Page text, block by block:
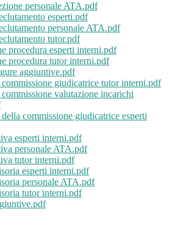
personale ATA.pdf
esperti.pdf
personale ATA.pdf
tutor.pdf
procedura esperti interni.pdf
procedura tutor interni.pdf
aggiuntive.pdf
giudicatrice tutor interni.pdf
valutazione incarichi
commissione giudicatrice esperti
esperti interni.pdf
personale ATA.pdf
tutor interni.pdf
esperti interni.pdf
personale ATA.pdf
tutor interni.pdf